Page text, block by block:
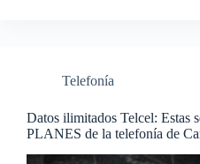
Telefonía
Datos ilimitados Telcel: Estas
PLANES de la telefonía de